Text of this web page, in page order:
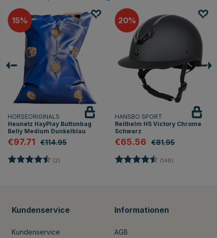
15
HORSEORIGINALS
Heunetz HayPlay Buttonbag
Belly Medium Dunkelblau
€97.71 €114.95
Bewertung: (2)
20
HANSBO SPORT
Reithelm HS Victory Chrome
Schwarz
€65.56 €81.95
Bewertung: (148)
Kundenservice
Kundenservice
Informationen
AGB